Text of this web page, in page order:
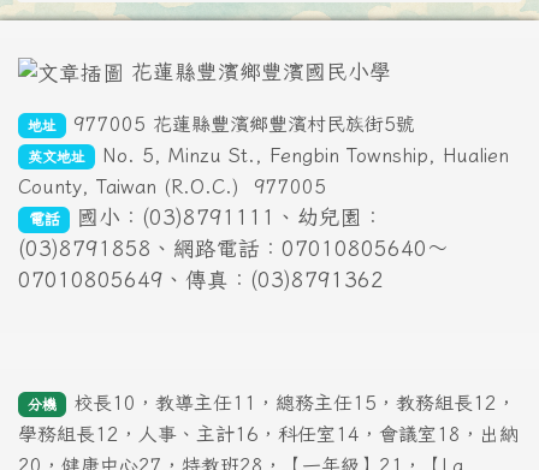
花蓮縣豐濱鄉豐濱國民小學
地址 977005 花蓮縣豐濱鄉豐濱村民族街5號
英文地址
No. 5, Minzu St., Fengbin Township, Hualien
County, Taiwan (R.O.C.)
977005
電話
國小：(03)8791111、幼兒園：
(03)8791858、網路電話：07010805640～
07010805649、傳真：(03)8791362
分機
校長10，教導主任11，總務主任15，教務組長12，
學務組長12，人事、主計16，科任室14，會議室18，出納
20，健康中心27，特教班28，【一年級】21，【La